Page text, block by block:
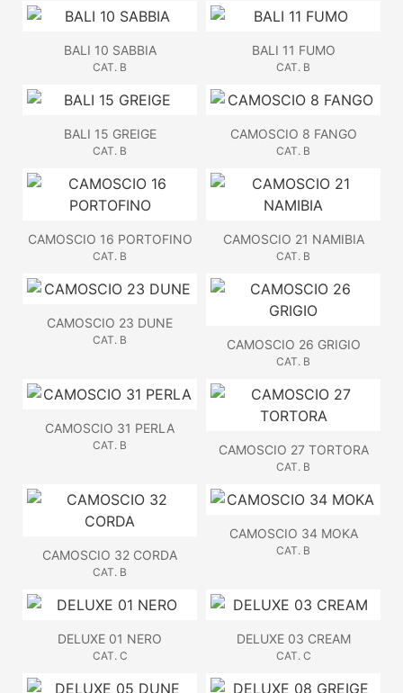
BALI 10 SABBIA
CAT. B
BALI 11 FUMO
CAT. B
BALI 15 GREIGE
CAT. B
CAMOSCIO 8 FANGO
CAT. B
CAMOSCIO 16 PORTOFINO
CAT. B
CAMOSCIO 21 NAMIBIA
CAT. B
CAMOSCIO 23 DUNE
CAT. B CAMOSCIO 26 GRIGIO
CAT. B
CAMOSCIO 31 PERLA
CAT. B CAMOSCIO 27 TORTORA
CAT. B
CAMOSCIO 32 CORDA
CAT. B
CAMOSCIO 34 MOKA
CAT. B
DELUXE 01 NERO
CAT. C
DELUXE 03 CREAM
CAT. C